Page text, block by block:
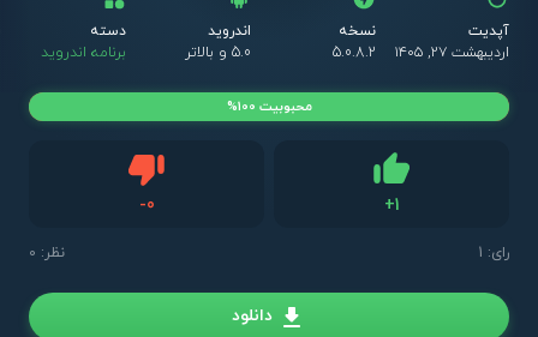
آپدیت
اردیبهشت ۲۷, ۱۴۰۵
نسخه
5.0.8.2
اندروید
5.0 و بالاتر
دسته
برنامه اندروید
+1
-0دیس لایک
رای: 1 نظر: 0
محبوبیت 100%
دانلود